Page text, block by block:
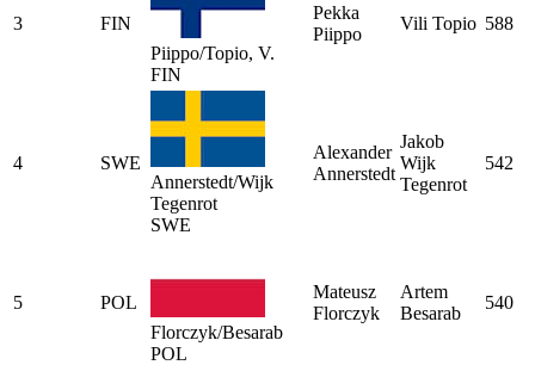
3
FIN
Piippo/Topio, V.
FIN
Pekka
Piippo
Vili Topio 588
4
SWE
Annerstedt/Wijk
Tegenrot
SWE
Alexander
Annerstedt
Jakob
Wijk
Tegenrot
542
5
POL
Florczyk/Besarab
POL
Mateusz
Florczyk
Artem
Besarab
540